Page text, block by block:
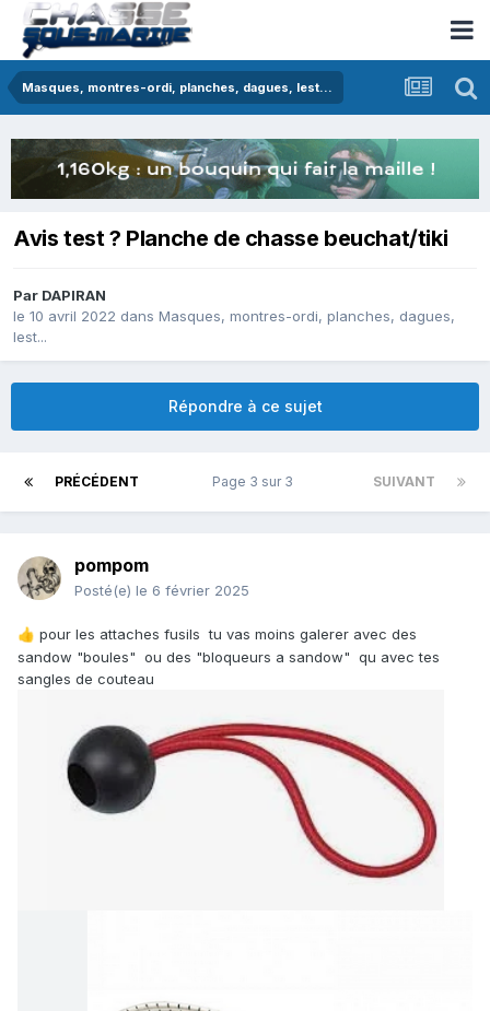
Masques, montres-ordi, planches, dagues, lest...
Avis test ? Planche de chasse beuchat/tiki
Par DAPIRAN
le 10 avril 2022 dans Masques, montres-ordi, planches, dagues,
lest...
Répondre à ce sujet
PRÉCÉDENT SUIVANT
Page 3 sur 3
pompom
Posté(e) le 6 février 2025
👍 pour les attaches fusils tu vas moins galerer avec des
sandow "boules" ou des "bloqueurs a sandow" qu avec tes
sangles de couteau